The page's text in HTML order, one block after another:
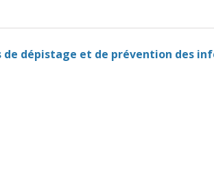
dépistage et de prévention des